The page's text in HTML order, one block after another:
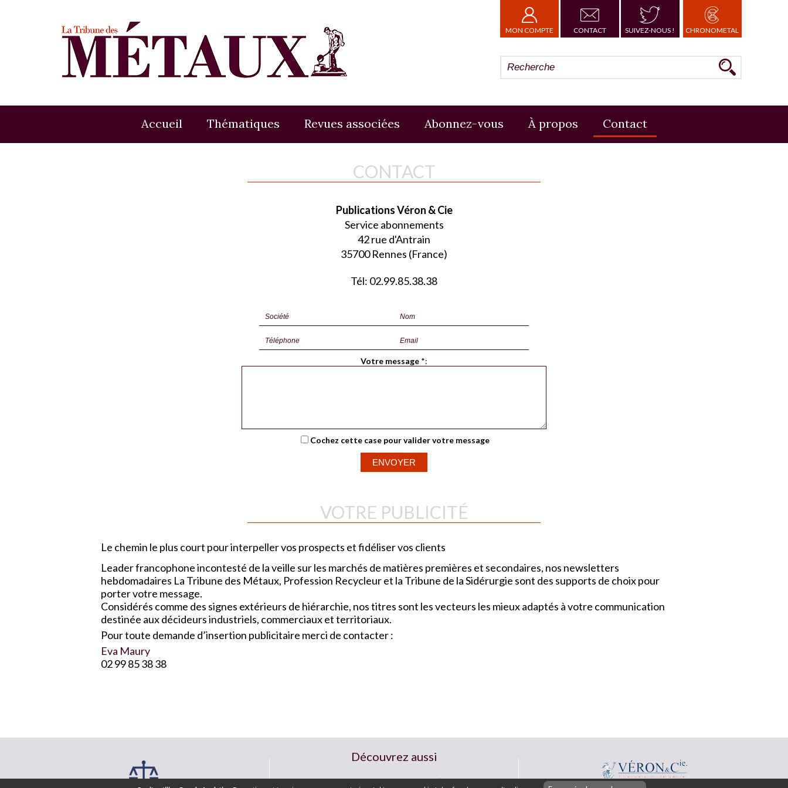
MON COMPTE CONTACT SUIVEZ-NOUS ! CHRONOMETAL
Accueil Thématiques Revues associées Abonnez-vous À propos Contact
CONTACT
Publications Véron & Cie
Service abonnements
42 rue d'Antrain
35700 Rennes (France)
Tél: 02.99.85.38.38
Votre message *:
Cochez cette case pour valider votre message
VOTRE PUBLICITÉ
Le chemin le plus court pour interpeller vos prospects et fidéliser vos clients
Leader francophone incontesté de la veille sur les marchés de matières premières et secondaires, nos newsletters
hebdomadaires La Tribune des Métaux, Profession Recycleur et la Tribune de la Sidérurgie sont des supports de choix pour
porter votre message.
Considérés comme des signes extérieurs de hiérarchie, nos titres sont les vecteurs les mieux adaptés à votre communication
destinée aux décideurs industriels, commerciaux et territoriaux.
Pour toute demande d’insertion publicitaire merci de contacter :
Eva Maury
02 99 85 38 38
Découvrez aussi